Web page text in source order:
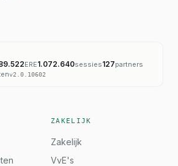
ERE1.072.640sessies127partners
v2.0.10602
ZAKELIJK
Zakelijk
VvE's